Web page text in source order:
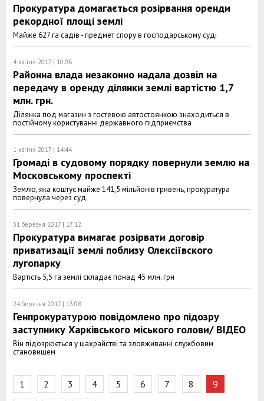
Прокуратура домагається розірвання оренди
рекордної площі землі
Майже 627 га садів - предмет спору в господарському суді
4 квітня 2017 | 10:08
Районна влада незаконно надала дозвіл на
передачу в оренду ділянки землі вартістю 1,7
млн. грн.
Ділянка под магазин з гостевою автостоянкою знаходиться в
постійному користуванні державного підприємства
1 квітня 2017 | 14:44
Громаді в судовому порядку повернули землю на
Московському проспекті
Землю, яка коштує майже 141,5 мільйонів гривень, прокуратура
повернула через суд.
31 березня 2017 | 17:12
Прокуратура вимагає розірвати договір
приватизації землі поблизу Олексіївского
лугопарку
Вартість 5,5 га землі складає понад 45 млн. грн
24 березня 2017 | 13:08
Генпрокуратурою повідомлено про підозру
заступнику Харківського міського голови/ ВІДЕО
Він підозрюється у шахрайстві та зловживанні службовим
становищем
1 2 3 4 5 6 7 8
9